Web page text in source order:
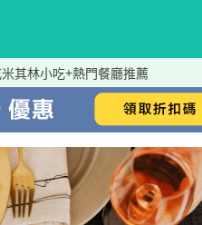
其林小吃+熱門餐廳推薦